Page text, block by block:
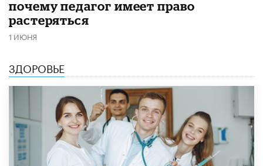
почему педагог имеет право
растеряться
1 ИЮНЯ
ЗДОРОВЬЕ